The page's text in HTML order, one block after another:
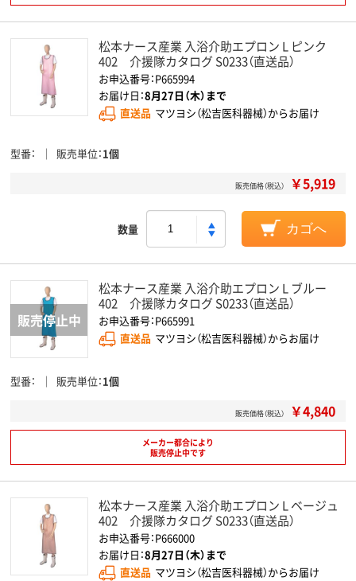
松本ナース産業 入浴介助エプロン L ピンク
402 介援隊カタログ S0233（直送品）
お申込番号：P665994
お届け日：8月27日（木）まで
直送品 マツヨシ（松吉医科器械）からお届け
型番 販売単位 1個
販売価格（税込） ￥5,919
数量 カゴへ
松本ナース産業 入浴介助エプロン L ブルー
402 介援隊カタログ S0233（直送品）
お申込番号：P665991
直送品 マツヨシ（松吉医科器械）からお届け
型番 販売単位 1個
販売価格（税込） ￥4,840
メーカー都合により
販売停止中です
松本ナース産業 入浴介助エプロン L ベージュ
402 介援隊カタログ S0233（直送品）
お申込番号：P666000
お届け日：8月27日（木）まで
直送品 マツヨシ（松吉医科器械）からお届け